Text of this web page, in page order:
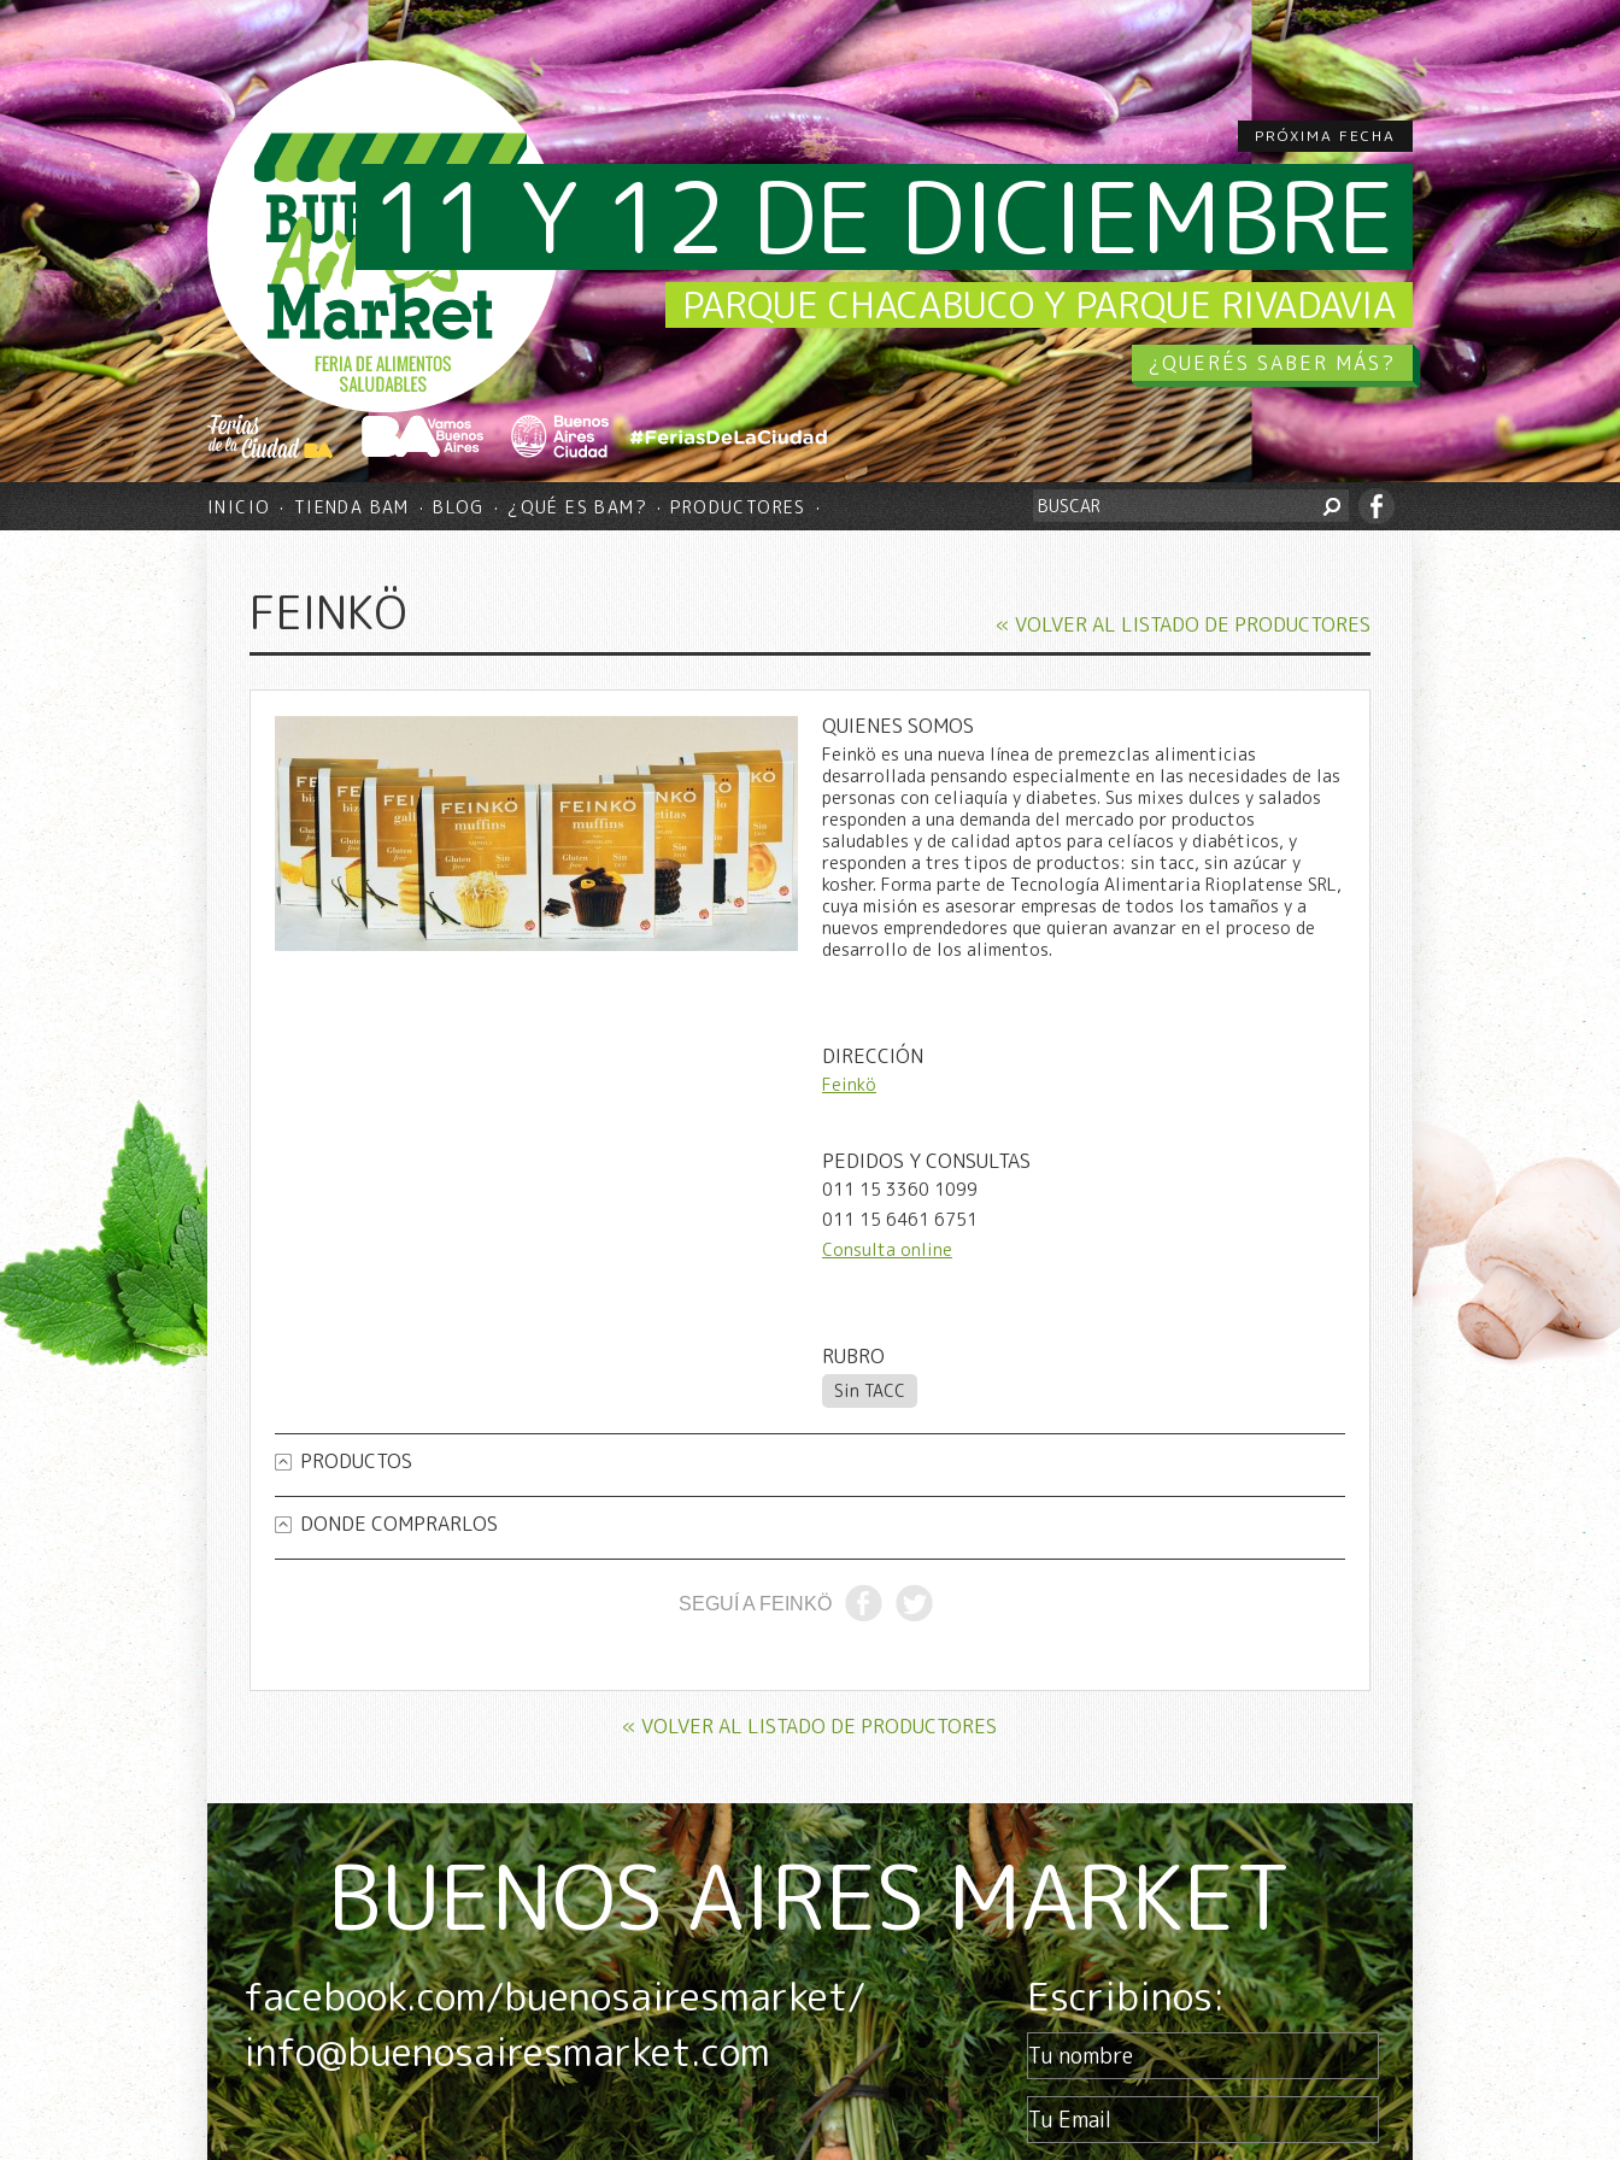
PRÓXIMA FECHA
11 Y 12 DE DICIEMBRE
PARQUE CHACABUCO Y PARQUE RIVADAVIA
¿QUERÉS SABER MÁS?
INICIO TIENDA BAM BLOG ¿QUÉ ES BAM? PRODUCTORES
FEINKÖ « VOLVER AL LISTADO DE PRODUCTORES
QUIENES SOMOS
Feinkö es una nueva línea de premezclas alimenticias
desarrollada pensando especialmente en las necesidades de las
personas con celiaquía y diabetes. Sus mixes dulces y salados
responden a una demanda del mercado por productos
saludables y de calidad aptos para celíacos y diabéticos, y
responden a tres tipos de productos: sin tacc, sin azúcar y
kosher. Forma parte de Tecnología Alimentaria Rioplatense SRL,
cuya misión es asesorar empresas de todos los tamaños y a
nuevos emprendedores que quieran avanzar en el proceso de
desarrollo de los alimentos.
DIRECCIÓN
Feinkö
PEDIDOS Y CONSULTAS
011 15 3360 1099
011 15 6461 6751
Consulta online
RUBRO
Sin TACC
PRODUCTOS
DONDE COMPRARLOS
SEGUÍ A FEINKÖ
« VOLVER AL LISTADO DE PRODUCTORES
BUENOS AIRES MARKET
facebook.com/buenosairesmarket/
info@buenosairesmarket.com
Escribinos: